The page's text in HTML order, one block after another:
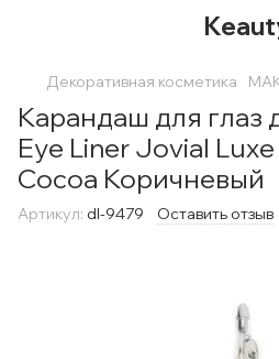
Декоративная косметика
Карандаш для глаз
Eye Liner Jovial
Cocoa Коричневый
Артикул: dl-9479 Оставить отзыв